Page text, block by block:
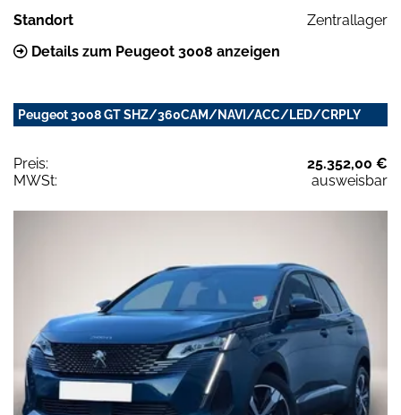
Standort
Zentrallager
Details zum Peugeot 3008 anzeigen
Peugeot 3008 GT SHZ/360CAM/NAVI/ACC/LED/CRPLY
Preis:
25.352,00 €
MWSt:
ausweisbar